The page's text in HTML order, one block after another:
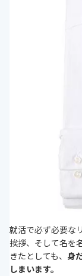
就活で必ず必要な
挨拶、そして名を
きたとしても、 身
しまいます。